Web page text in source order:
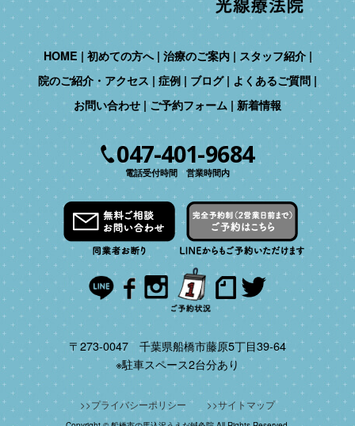
HOME 初めての方へ 治療のご案内
スタッフ紹介
院のご紹介・アクセス
症例 ブログ
よくあるご質問
お問い合わせ ご予約フォーム 新着情報
047-401-9684
電話受付時間 営業時間内
〒273-0047 千葉県船橋市藤原5丁目39-64
※駐車スペース2台分あり
プライバシーポリシー サイトマップ